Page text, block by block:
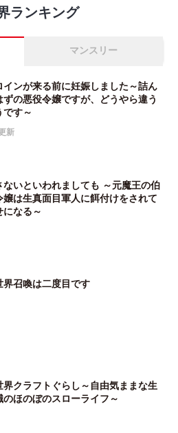
ランキング
マンスリー
インが来る前に妊娠しました～詰ん
ずの悪役令嬢ですが、どうやら違う
です～
新
ないといわれましても ～元魔王の伯
嬢は生真面目軍人に餌付けをされて
になる～
界召喚は二度目です
界クラフトぐらし～自由気ままな生
のほのぼのスローライフ～